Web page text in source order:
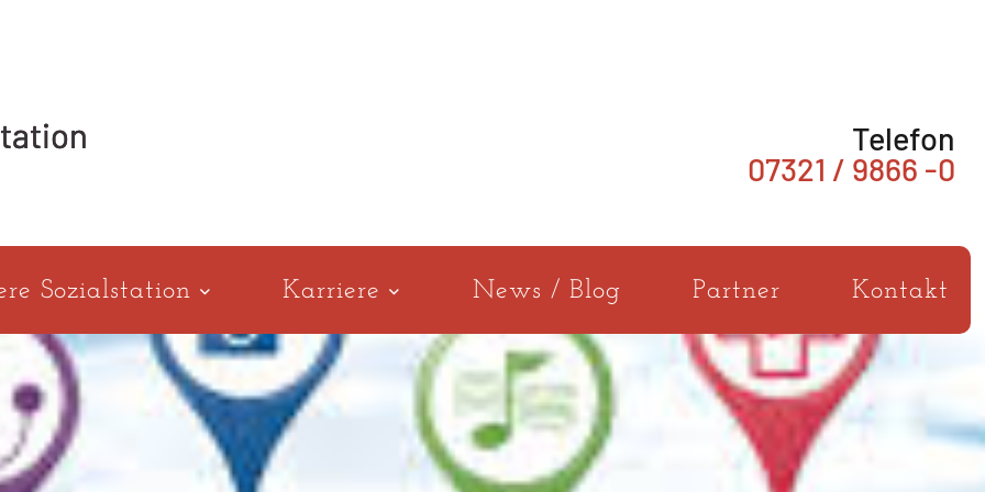
Telefon
07321 / 9866 -0
Sozialstation Karriere News / Blog Partner Kontakt